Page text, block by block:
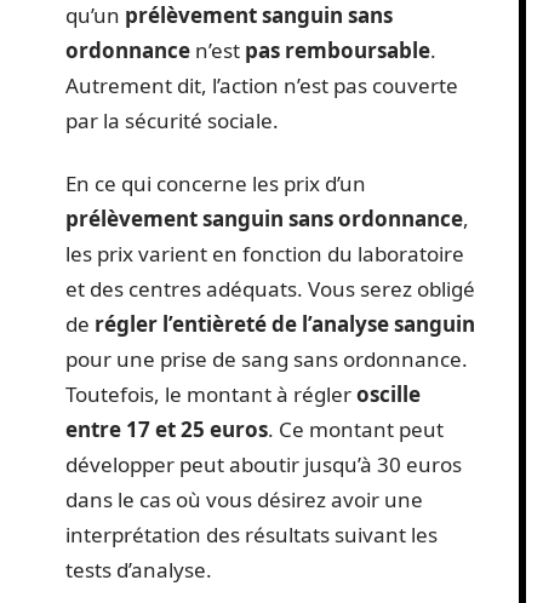
qu’un prélèvement sanguin sans
ordonnance n’est pas remboursable.
Autrement dit, l’action n’est pas couverte
par la sécurité sociale.
En ce qui concerne les prix d’un
prélèvement sanguin sans ordonnance,
les prix varient en fonction du laboratoire
et des centres adéquats. Vous serez obligé
de régler l’entièreté de l’analyse sanguin
pour une prise de sang sans ordonnance.
Toutefois, le montant à régleroscille
entre 17 et 25 euros. Ce montant peut
développer peut aboutir jusqu’à 30 euros
dans le cas où vous désirez avoir une
interprétation des résultats suivant les
tests d’analyse.